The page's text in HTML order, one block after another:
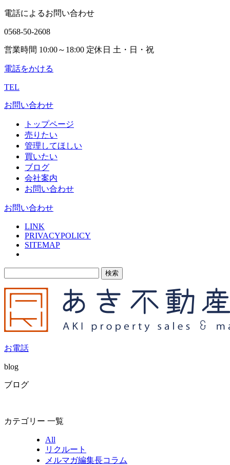
電話によるお問い合わせ
0568-50-2608
営業時間 10:00～18:00 定休日 土・日・祝
電話をかける
TEL
お問い合わせ
トップページ
売りたい
管理してほしい
買いたい
ブログ
会社案内
お問い合わせ
お問い合わせ
LINK
PRIVACYPOLICY
SITEMAP
お電話
blog
ブログ
カテゴリー 一覧
All
リクルート
メルマガ編集長コラム